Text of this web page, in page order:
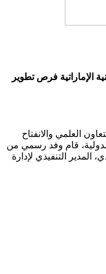
الإماراتية فرص تطوير
العلمي والانفتاح
قام وفد رسمي من
المدير التنفيذي لإدارة